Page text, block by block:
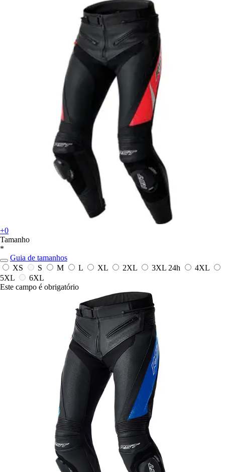
+0
Tamanho
*
Guia de tamanhos
XS
S M L XL 2XL 3XL 24h
4XL
5XL
6XL
Este campo é obrigatório